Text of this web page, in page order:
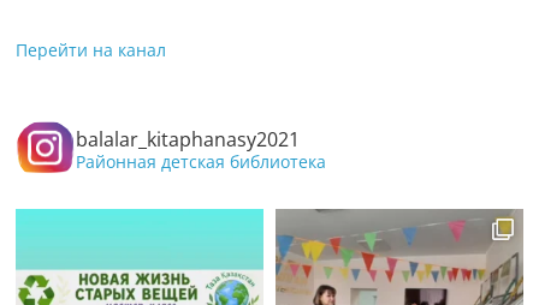
Перейти на канал
balalar_kitaphanasy2021
Районная детская библиотека